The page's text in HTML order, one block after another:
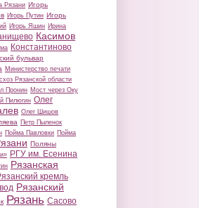
Рязани Игорь
Игорь Путин Игорь
Игорь Яшин Ирина
Касимов
Константиново
бульвар
Министерство печати
Рязанской области
Пронин Мост через Оку
Пилюгин Олег
Олег Шишов
Петр Пыленок
Пойма Павловки Пойма
Поляны
РГУ им. Есенина
Рязанская
кремль
Рязанский
Рязань Сасово